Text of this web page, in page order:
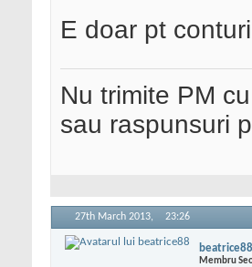
E doar pt
Nu trimite PM
sau raspunsuri
27th March 2013, 23:26
beatrice88
Membru